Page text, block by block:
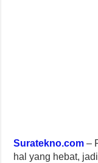
Suratekno.com –
hal yang hebat,